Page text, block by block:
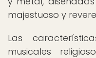
majestuoso y
Las
musicales